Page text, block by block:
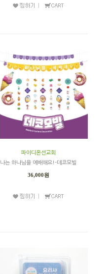
파이디온선교회
나는 하나님을 예배해요!-데코모빌
36,000원